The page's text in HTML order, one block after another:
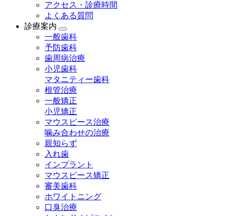
アクセス・診療時間
よくある質問
診療案内
一般歯科
予防歯科
歯周病治療
小児歯科
マタニティー歯科
根管治療
一般矯正
小児矯正
マウスピース治療
噛み合わせの治療
親知らず
入れ歯
インプラント
マウスピース矯正
審美歯科
ホワイトニング
口臭治療